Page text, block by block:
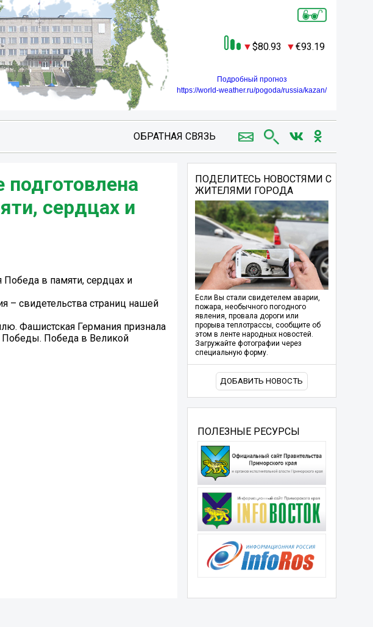
80.93 93.19
Подробный прогноз
https://world-weather.ru/pogoda/russia/kazan/
ОБРАТНАЯ СВЯЗЬ
сердцах и
в памяти, сердцах и
– свидетельства страниц нашей
Фашистская Германия признала
Победы. Победа в Великой
ПОДЕЛИТЕСЬ НОВОСТЯМИ С
ЖИТЕЛЯМИ ГОРОДА
Если Вы стали свидетелем аварии,
пожара, необычного погодного
явления, провала дороги или
прорыва теплотрассы, сообщите об
этом в ленте народных новостей.
Загружайте фотографии через
специальную форму.
ДОБАВИТЬ НОВОСТЬ
ПОЛЕЗНЫЕ РЕСУРСЫ